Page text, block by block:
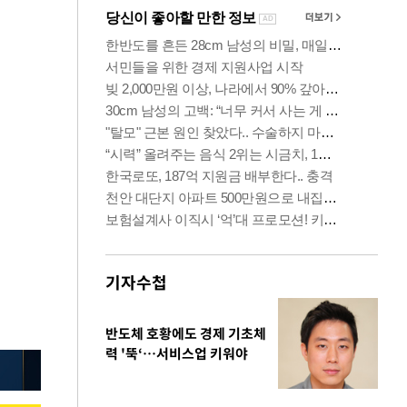
기자수첩
반도체 호황에도 경제 기초체
력 '뚝‘…서비스업 키워야